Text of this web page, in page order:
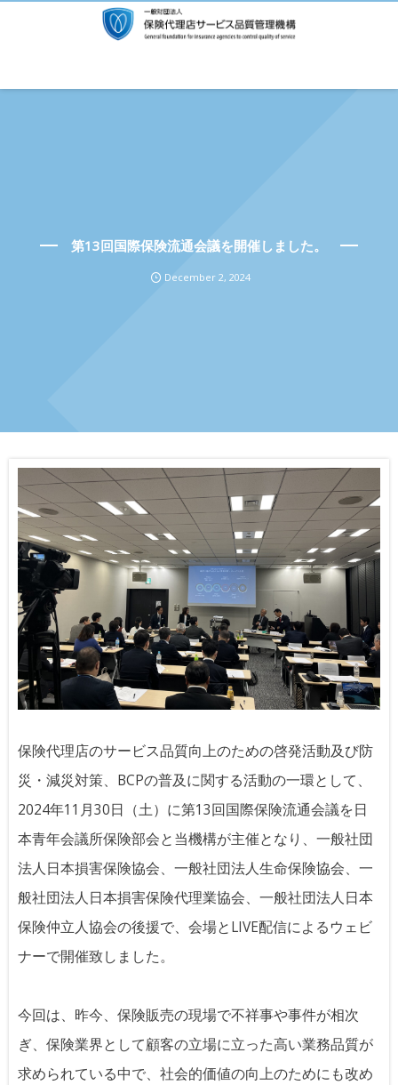
第13回国際保険流通会議を開催しました。
December 2, 2024
保険代理店のサービス品質向上のための啓発活動及び防
災・減災対策、BCPの普及に関する活動の一環として、
2024年11月30日（土）に第13回国際保険流通会議を日
本青年会議所保険部会と当機構が主催となり、一般社団
法人日本損害保険協会、一般社団法人生命保険協会、一
般社団法人日本損害保険代理業協会、一般社団法人日本
保険仲立人協会の後援で、会場とLIVE配信によるウェビ
ナーで開催致しました。
今回は、昨今、保険販売の現場で不祥事や事件が相次
ぎ、保険業界として顧客の立場に立った高い業務品質が
求められている中で、社会的価値の向上のためにも改め